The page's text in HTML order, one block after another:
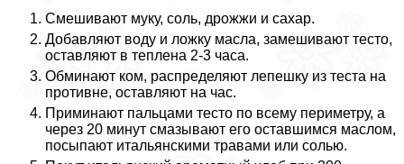
Смешивают муку, соль, дрожжи и сахар.
Добавляют воду и ложку масла, замешивают тесто,
оставляют в теплена 2-3 часа.
Обминают ком, распределяют лепешку из теста на
противне, оставляют на час.
Приминают пальцами тесто по всему периметру, а
через 20 минут смазывают его оставшимся маслом,
посыпают итальянскими травами или солью.